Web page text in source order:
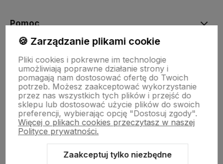
Pomoc
Moje konto
Płatności i dostawa
Informacje
🍪 Zarządzanie plikami cookie
Pliki cookies i pokrewne im technologie
umożliwiają poprawne działanie strony i
pomagają nam dostosować ofertę do Twoich
potrzeb. Możesz zaakceptować wykorzystanie
przez nas wszystkich tych plików i przejść do
sklepu lub dostosować użycie plików do swoich
preferencji, wybierając opcję "Dostosuj zgody".
Więcej o plikach cookies przeczytasz w naszej
Polityce prywatności.
Zaakceptuj tylko niezbędne